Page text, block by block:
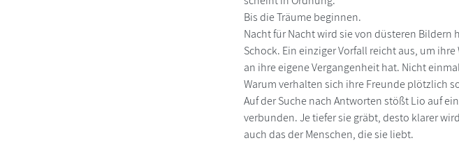
Bis die Träume beginnen.
Nacht für Nacht wird sie von düsteren Bildern
Schock. Ein einziger Vorfall reicht aus, um
an ihre eigene Vergangenheit hat. Nicht
Warum verhalten sich ihre Freunde plötzlich
Auf der Suche nach Antworten stößt Lio auf
verbunden. Je tiefer sie gräbt, desto klarer
auch das der Menschen, die sie liebt.